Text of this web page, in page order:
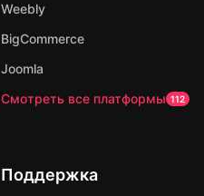
Weebly
BigCommerce
Joomla
Смотреть все платформы 112
Поддержка